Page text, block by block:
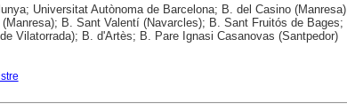
Universitat Autònoma de Barcelona; B. del Casino
B. Sant Valentí (Navarcles); B. Sant Fruitós de Bages;
Vilatorrada); B. d'Artès; B. Pare Ignasi Casanovas (Santpedor)